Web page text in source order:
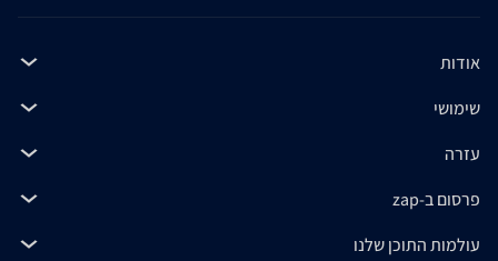
אודות
שימושי
עזרה
פרסום ב-zap
עולמות התוכן שלנו